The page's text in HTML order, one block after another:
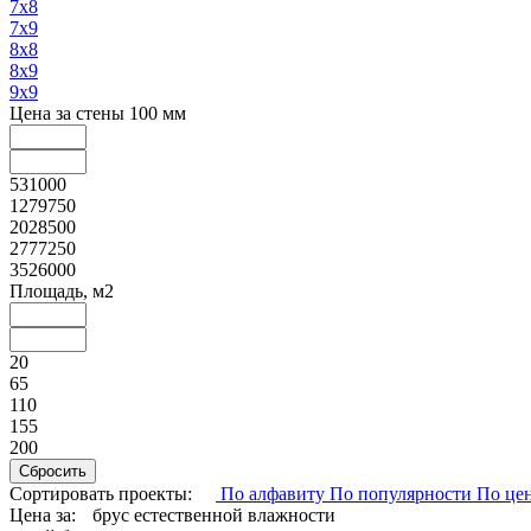
7х8
7х9
8х8
8х9
9х9
Цена за стены 100 мм
531000
1279750
2028500
2777250
3526000
Площадь, м2
20
65
110
155
200
Сортировать проекты: По алфавиту По популярности По
Цена за:
брус естественной влажности